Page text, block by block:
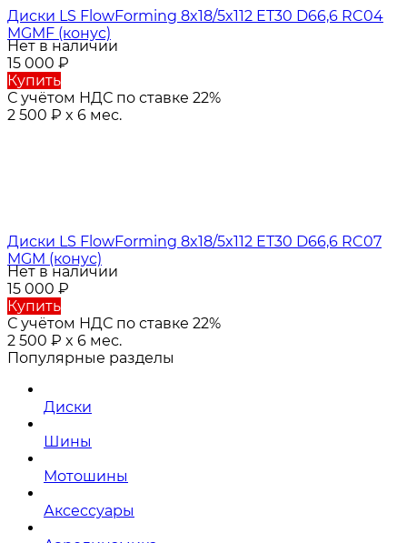
Диски LS FlowForming 8x18/5x112 ET30 D66,6 RC04
MGMF (конус)
Нет в наличии
15 000 ₽
Купить
С учётом НДС по ставке 22%
2 500 ₽ x 6 мес.
Диски LS FlowForming 8x18/5x112 ET30 D66,6 RC07
MGM (конус)
Нет в наличии
15 000 ₽
Купить
С учётом НДС по ставке 22%
2 500 ₽ x 6 мес.
Популярные разделы
Диски
Шины
Мотошины
Аксессуары